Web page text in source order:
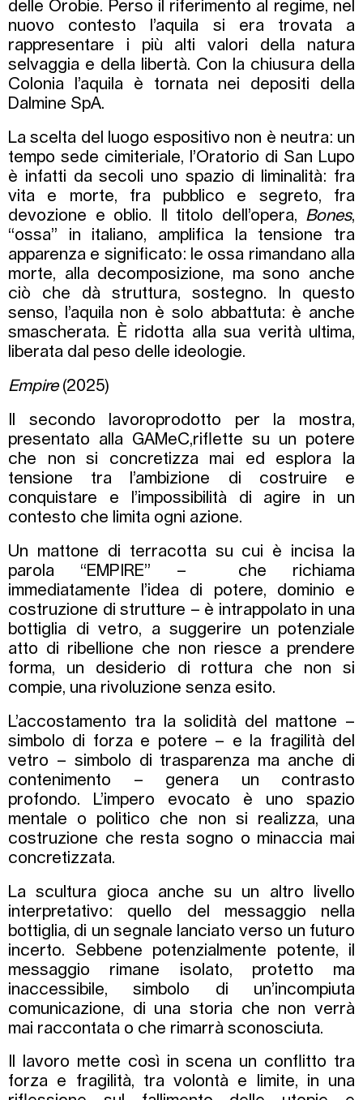
delle Orobie. Perso il riferimento al regime, nel
nuovo contesto l’aquila si era trovata a
rappresentare i più alti valori della natura
selvaggia e della libertà. Con la chiusura della
Colonia l’aquila è tornata nei depositi della
Dalmine SpA.
La scelta del luogo espositivo non è neutra: un
tempo sede cimiteriale, l’Oratorio di San Lupo
è infatti da secoli uno spazio di liminalità: fra
vita e morte, fra pubblico e segreto, fra
devozione e oblio. Il titolo dell’opera, Bones,
“ossa” in italiano, amplifica la tensione tra
apparenza e significato: le ossa rimandano alla
morte, alla decomposizione, ma sono anche
ciò che dà struttura, sostegno. In questo
senso, l’aquila non è solo abbattuta: è anche
smascherata. È ridotta alla sua verità ultima,
liberata dal peso delle ideologie.
Empire (2025)
Il secondo lavoroprodotto per la mostra,
presentato alla GAMeC,riflette su un potere
che non si concretizza mai ed esplora la
tensione tra l’ambizione di costruire e
conquistare e l’impossibilità di agire in un
contesto che limita ogni azione.
Un mattone di terracotta su cui è incisa la
parola “EMPIRE” – che richiama
immediatamente l’idea di potere, dominio e
costruzione di strutture – è intrappolato in una
bottiglia di vetro, a suggerire un potenziale
atto di ribellione che non riesce a prendere
forma, un desiderio di rottura che non si
compie, una rivoluzione senza esito.
L’accostamento tra la solidità del mattone –
simbolo di forza e potere – e la fragilità del
vetro – simbolo di trasparenza ma anche di
contenimento – genera un contrasto
profondo. L’impero evocato è uno spazio
mentale o politico che non si realizza, una
costruzione che resta sogno o minaccia mai
concretizzata.
La scultura gioca anche su un altro livello
interpretativo: quello del messaggio nella
bottiglia, di un segnale lanciato verso un futuro
incerto. Sebbene potenzialmente potente, il
messaggio rimane isolato, protetto ma
inaccessibile, simbolo di un’incompiuta
comunicazione, di una storia che non verrà
mai raccontata o che rimarrà sconosciuta.
Il lavoro mette così in scena un conflitto tra
forza e fragilità, tra volontà e limite, in una